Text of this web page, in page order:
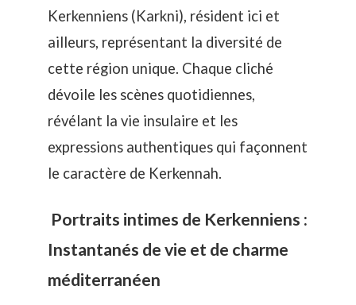
Kerkenniens (Karkni), résident ici et
ailleurs, représentant la diversité de
cette région unique. Chaque cliché
dévoile les scènes quotidiennes,
révélant la vie insulaire et les
expressions authentiques qui façonnent
le caractère de Kerkennah.
Portraits intimes de Kerkenniens :
Instantanés de vie et de charme
méditerranéen